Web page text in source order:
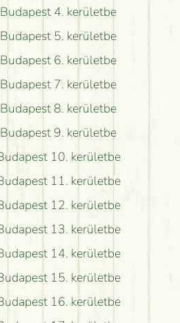
4. kerületbe
5. kerületbe
6. kerületbe
7. kerületbe
8. kerületbe
9. kerületbe
10. kerületbe
11. kerületbe
12. kerületbe
13. kerületbe
14. kerületbe
15. kerületbe
16. kerületbe